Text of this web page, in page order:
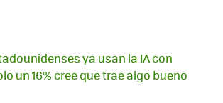
ya usan la IA con
un 16% cree que trae algo bueno